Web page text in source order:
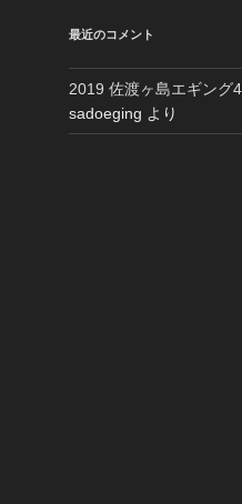
ブ
最近のコメント
2019 佐渡ヶ島エギング
sadoeging より